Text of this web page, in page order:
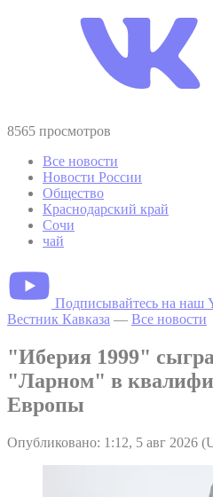
8565 просмотров
Все новости
Новости России
Общество
Краснодарский край
Сочи
чай
Подписывайтесь на наш
Вестник Кавказа — Все новости
"Иберия 1999"
"Ларном" в
Европы
Опубликовано: 1:12, 5 авг 2026